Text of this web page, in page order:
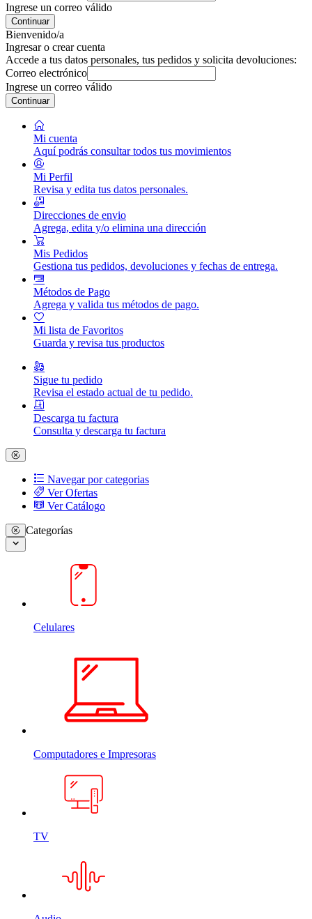
Ingrese un correo válido
Continuar
Bienvenido/a
Ingresar o crear cuenta
Accede a tus datos personales, tus pedidos y solicita devoluciones:
Correo electrónico
Ingrese un correo válido
Continuar
Mi cuenta
Aquí podrás consultar todos tus movimientos
Mi Perfil
Revisa y edita tus datos personales.
Direcciones de envio
Agrega, edita y/o elimina una dirección
Mis Pedidos
Gestiona tus pedidos, devoluciones y fechas de entrega.
Métodos de Pago
Agrega y valida tus métodos de pago.
Mi lista de Favoritos
Guarda y revisa tus productos
Sigue tu pedido
Revisa el estado actual de tu pedido.
Descarga tu factura
Consulta y descarga tu factura
Navegar por categorias
Ver Ofertas
Ver Catálogo
Categorías
Celulares
Computadores e Impresoras
TV